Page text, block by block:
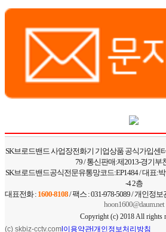
SK브로드밴드 사업장전화기 기업상품 공식가입센
79 / 통신판매:제2013-경기부
SK브로드밴드공식전문유통망코드:EP1484 / 대표:
-4 2층
대표전화 : 1600-8108/ 팩스 : 031-978-5089 / 개인정
hoon1600@daum.net
Copyright (c) 2018 All rights
(c) skbiz-cctv.com 이용약관 개인정보처리방침